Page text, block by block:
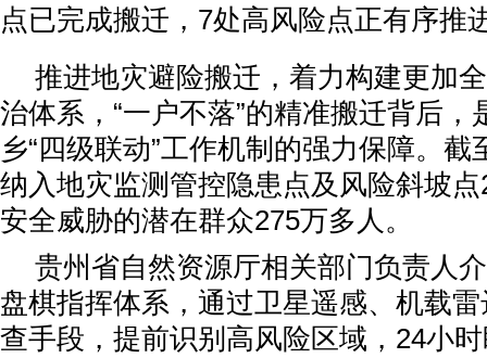
点已完成搬迁，7处高风险点正有序推
推进地灾避险搬迁，着力构建更加
治体系，“一户不落”的精准搬迁背后，
乡“四级联动”工作机制的强力保障。截
纳入地灾监测管控隐患点及风险斜坡
安全威胁的潜在群众275万多人。
贵州省自然资源厅相关部门负责人
盘棋指挥体系，通过卫星遥感、机载
查手段，提前识别高风险区域，24小